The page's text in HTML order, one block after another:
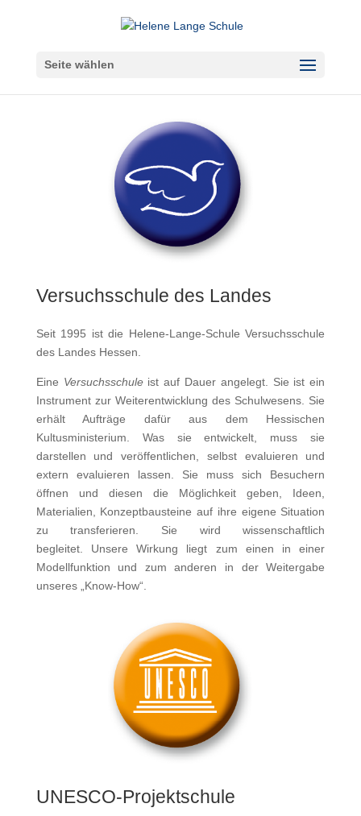
Seite wählen
Versuchsschule des Landes
Seit 1995 ist die Helene-Lange-Schule Versuchsschule
des Landes Hessen.
Eine Versuchsschuleist auf Dauer angelegt. Sie ist ein
Instrument zur Weiterentwicklung des Schulwesens. Sie
erhält Aufträge dafür aus dem Hessischen
Kultusministerium. Was sie entwickelt, muss sie
darstellen und veröffentlichen, selbst evaluieren und
extern evaluieren lassen. Sie muss sich Besuchern
öffnen und diesen die Möglichkeit geben, Ideen,
Materialien, Konzeptbausteine auf ihre eigene Situation
zu transferieren. Sie wird wissenschaftlich
begleitet. Unsere Wirkung liegt zum einen in einer
Modellfunktion und zum anderen in der Weitergabe
unseres „Know-How“.
UNESCO-Projektschule